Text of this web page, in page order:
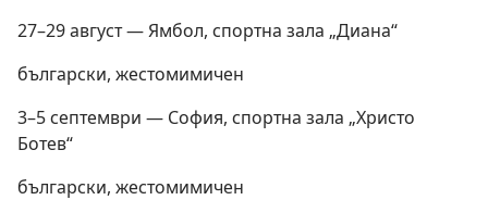
27–29 август — Ямбол, спортна зала „Диана“
български, жестомимичен
3–5 септември — София, спортна зала „Христо
Ботев“
български, жестомимичен